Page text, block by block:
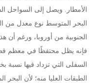
الأمطار. ويصل إلى السواحل
البحر المتوسط نوع معدل من
الجنوبية من أوروبا، ورغم أن
فإنه يظل محتفظًا في معظم
السفلى التي تزداد فيها نسبة
الطبقات العليا منه؛ لأن